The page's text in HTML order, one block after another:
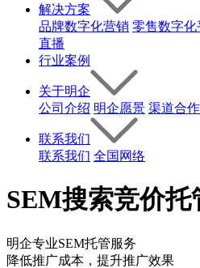
解决方案
品牌数字化营销 零售数字化
直播
行业案例
关于明企
公司介绍 明企愿景 渠道合作
联系我们
联系我们 全国网络
SEM搜索竞价托
明企专业SEM托管服务
降低推广成本，提升推广效果